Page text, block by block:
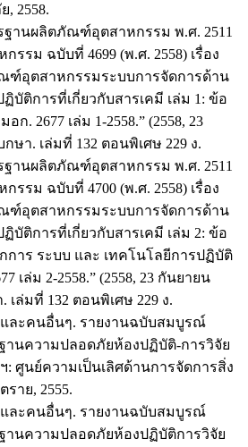
2558.
านผลิตภัณฑ์อุตสาหกรรม พ.ศ. 2511
รรม ฉบับที่ 4699 (พ.ศ. 2558) เรื่อง
ฑ์อุตสาหกรรมระบบการจัดการด้าน
บัติการที่เกี่ยวกับสารเคมี เล่ม 1: ข้อ
. 2677 เล่ม 1-2558.” (2558, 23
ษา. เล่มที่ 132 ตอนพิเศษ 229 ง.
านผลิตภัณฑ์อุตสาหกรรม พ.ศ. 2511
รรม ฉบับที่ 4700 (พ.ศ. 2558) เรื่อง
ฑ์อุตสาหกรรมระบบการจัดการด้าน
บัติการที่เกี่ยวกับสารเคมี เล่ม 2: ข้อ
การ ระบบ และ เทคโนโลยีการปฏิบัติ
เล่ม 2-2558.” (2558, 23 กันยายน
เล่มที่ 132 ตอนพิเศษ 229 ง.
ละคนอื่นๆ. รายงานฉบับสมบูรณ์
านความปลอดภัยห้องปฏิบัติ-การวิจัย
: ศูนย์ความเป็นเลิศด้านการจัดการสิ่ง
าย, 2555.
ละคนอื่นๆ. รายงานฉบับสมบูรณ์
านความปลอดภัยห้องปฏิบัติการวิจัย